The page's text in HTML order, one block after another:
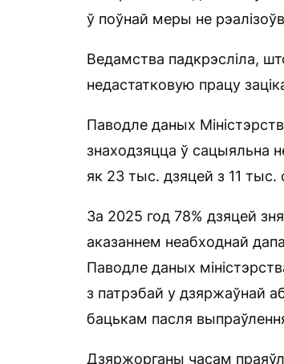
ў поўнай меры не
Ведамства падкрэсліла,
недастатковую працу
Паводле даных
знаходзяцца ў сацыяльна
як 23 тыс. дзяцей з 11 тыс.
За 2025 год 78% дзяцей
аказаннем неабходнай
Паводле даных
з патрэбай у дзяржаўнай
бацькам пасля
Дзяржорганы часам